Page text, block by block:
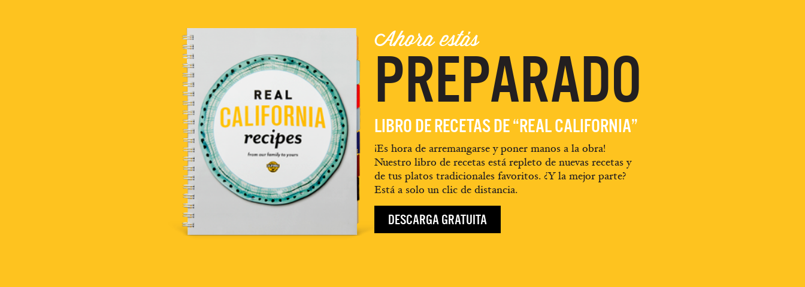
Ahora estás
PREPARADO
LIBRO DE RECETAS DE “REAL CALIFORNIA”
¡Es hora de arremangarse y poner manos a la obra!
Nuestro libro de recetas está repleto de nuevas recetas y
de tus platos tradicionales favoritos. ¿Y la mejor parte?
Está a solo un clic de distancia.
DESCARGA GRATUITA